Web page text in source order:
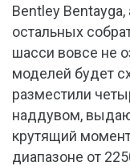
Bentley
остальных
шасси вовсе не
моделей будет
разместили
наддувом,
крутящий
диапазоне от